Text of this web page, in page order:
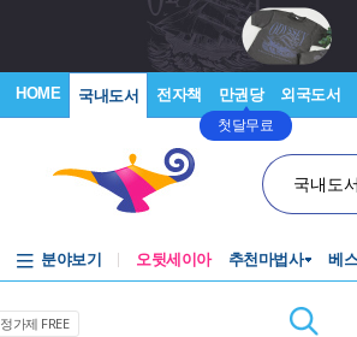
HOME 국내도서 전자책 만권당
첫달무료
외국도서
국내도
분야보기 오뒷세이아 추천마법사 베
정가제 FREE